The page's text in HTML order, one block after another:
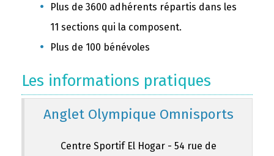
Plus de 3600 adhérents répartis dans les
11 sections qui la composent.
Plus de 100 bénévoles
Les informations pratiques
Anglet Olympique Omnisports
Centre Sportif El Hogar - 54 rue de